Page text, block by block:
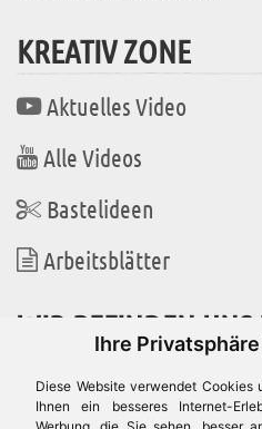
Ihre
Diese Website verwendet Cookies
Ihnen ein besseres Internet-
KREATIV ZONE
Aktuelles Video
Alle Videos
Bastelideen
Arbeitsblätter
WIR BEFINDEN UNS